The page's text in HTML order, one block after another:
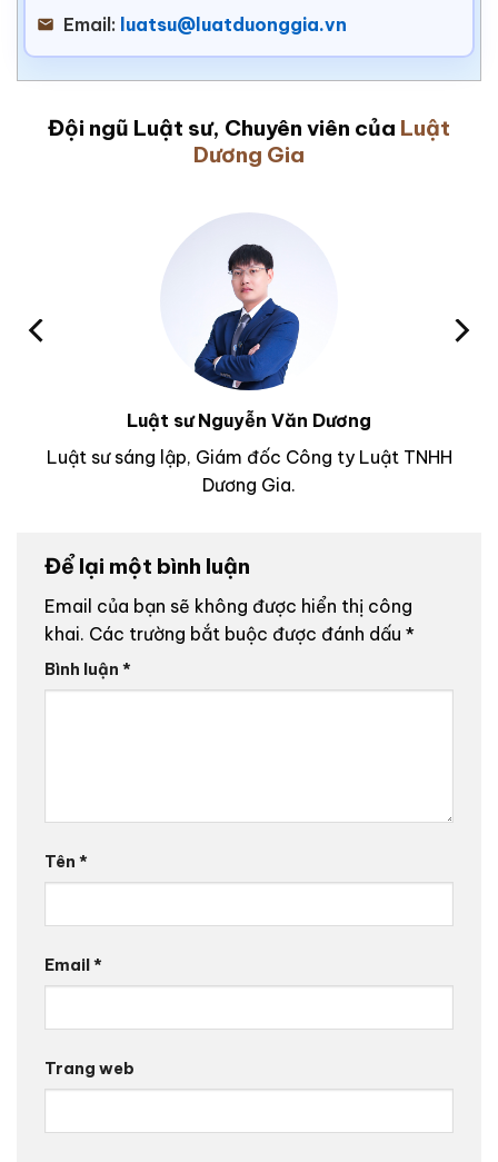
Email: luatsu@luatduonggia.vn
Đội ngũ Luật sư, Chuyên viên của Luật
Dương Gia
Luật sư Nguyễn Văn Dương
Luật sư sáng lập, Giám đốc Công ty Luật TNHH
Dương Gia.
Để lại một bình luận
Email của bạn sẽ không được hiển thị công
khai. Các trường bắt buộc được đánh dấu *
Bình luận *
Tên *
Email*
Trang web